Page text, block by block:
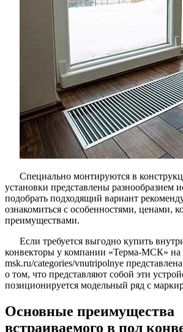
Специально монтируются в
установки представлены разнообразием
подобрать подходящий вариант
ознакомиться с особенностями, ценами,
преимуществами.
Если требуется выгодно купить
конвекторы у компании «Терма-МСК» на
msk.ru/categories/vnutripolnye
о том, что представляют собой эти
позиционируется модельный ряд с
Основные преимущества
встраиваемого в пол